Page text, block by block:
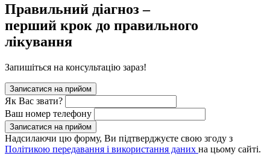
Правильний діагноз –
перший крок до правильного
лікування
Запишіться на консультацію зараз!
Записатися на прийом
Як Вас звати?
Ваш номер телефону
Записатися на прийом
Надсилаючи цю форму, Ви підтверджуєте свою згоду з
Політикою передавання і використання даних на цьому сайті.